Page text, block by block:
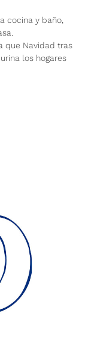
cocina y baño,
que Navidad tras
los hogares